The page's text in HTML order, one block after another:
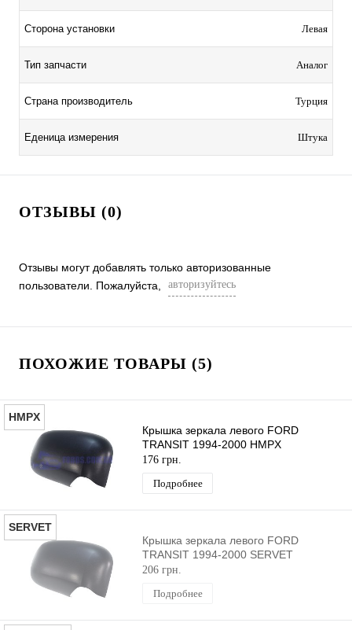
Сторона установки Левая
Тип запчасти Аналог
Страна производитель Турция
Еденица измерения Штука
ОТЗЫВЫ (0)
Отзывы могут добавлять только авторизованные
пользователи. Пожалуйста,
авторизуйтесь
ПОХОЖИЕ ТОВАРЫ (5)
HMPX
Крышка зеркала левого FORD
TRANSIT 1994-2000 HMPX
176 грн.
Подробнее
SERVET
Крышка зеркала левого FORD
TRANSIT 1994-2000 SERVET
206 грн.
Подробнее